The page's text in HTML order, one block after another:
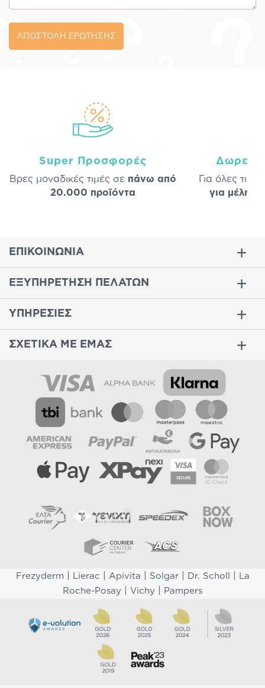
ΑΠΟΣΤΟΛΗ ΕΡΩΤΗΣΗΣ
Super Προσφορές
Βρες μοναδικές τιμές σε πάνω από
20.000 προϊόντα
Δωρεάν
Για όλες τις
για μέλη
ΕΠΙΚΟΙΝΩΝΙΑ
ΕΞΥΠΗΡΕΤΗΣΗ ΠΕΛΑΤΩΝ
ΥΠΗΡΕΣΙΕΣ
ΣΧΕΤΙΚΑ ΜΕ ΕΜΑΣ
Frezyderm Lierac Apivita Solgar| Dr. Scholl
La
Roche-Posay
Vichy Pampers